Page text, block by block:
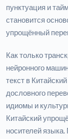
пунктуация и
становится
упрощённый
Как только
нейронного
текст в
дословного
идиомы и
Китайский
носителей